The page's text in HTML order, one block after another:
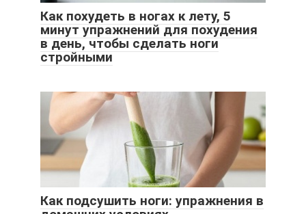
Как похудеть в ногах к лету, 5
минут упражнений для похудения
в день, чтобы сделать ноги
стройными
Как подсушить ноги: упражнения в